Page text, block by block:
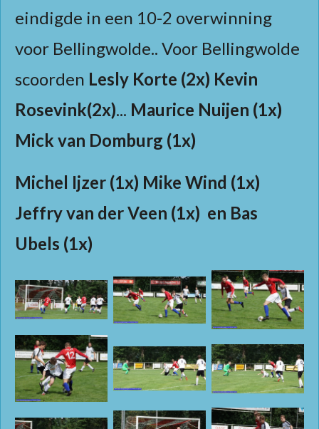
eindigde in een 10-2 overwinning
voor Bellingwolde.. Voor Bellingwolde
scoorden Lesly Korte (2x) Kevin
Rosevink(2x)... Maurice Nuijen (1x)
Mick van Domburg (1x)
Michel Ijzer (1x) Mike Wind (1x)
Jeffry van der Veen (1x) en Bas
Ubels (1x)